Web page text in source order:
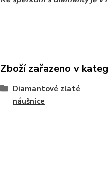
Zboží zařazeno v
Diamantové zlaté
náušnice